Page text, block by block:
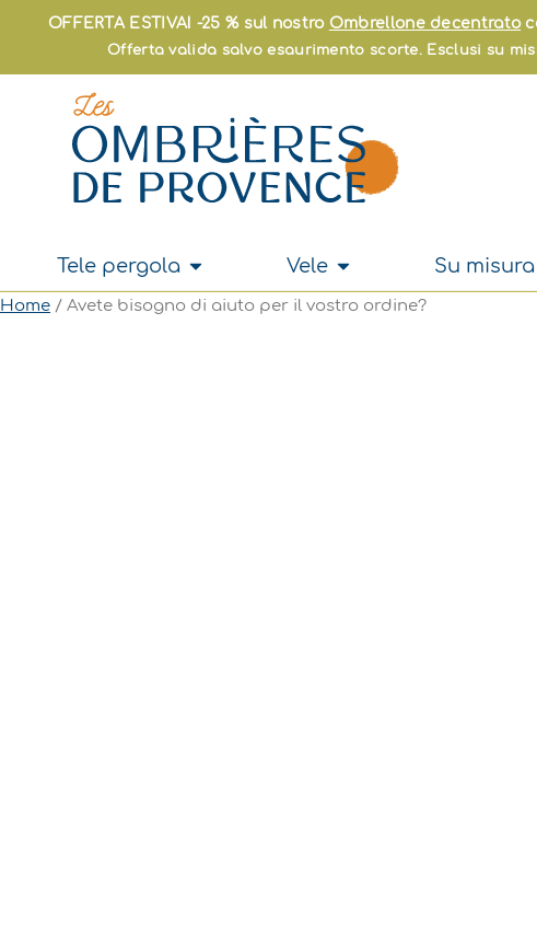
OFFERTA ESTIVA! -25 % sul nostro Ombrellone decentrato
Offerta valida salvo esaurimento scorte. Esclusi su
Tele pergola Apri Tele pergola
Vele Apri Vele Su misura
Home / Avete bisogno di aiuto per il vostro ordine?